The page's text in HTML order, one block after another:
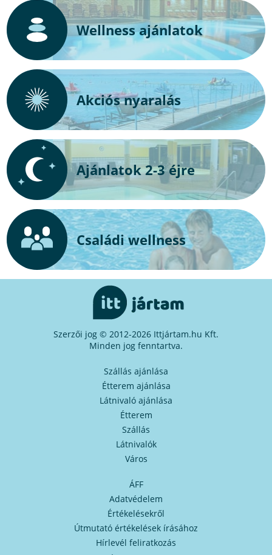
Wellness ajánlatok
Akciós nyaralás
Ajánlatok 2-3 éjre
Családi wellness
Szerzői jog © 2012-2026 Ittjártam.hu Kft.
Minden jog fenntartva.
Szállás ajánlása
Étterem ajánlása
Látnivaló ajánlása
Étterem
Szállás
Látnivalók
Város
ÁFF
Adatvédelem
Értékelésekről
Útmutató értékelések írásához
Hírlevél feliratkozás